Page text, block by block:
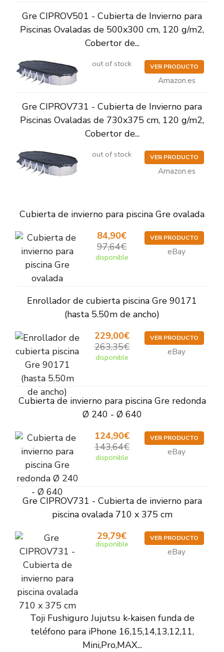
Gre CIPROV501 - Cubierta de Invierno para
Piscinas Ovaladas de 500x300 cm, 120 g/m2,
Cobertor de...
out of stock VER PRODUCTO
Amazon.es
Gre CIPROV731 - Cubierta de Invierno para
Piscinas Ovaladas de 730x375 cm, 120 g/m2,
Cobertor de...
out of stock VER PRODUCTO
Amazon.es
Cubierta de invierno para piscina Gre ovalada
84,90€
97,64€
disponible
VER PRODUCTO
eBay
Enrollador de cubierta piscina Gre 90171
(hasta 5.50m de ancho)
229,00€
263,35€
disponible
VER PRODUCTO
eBay
Cubierta de invierno para piscina Gre redonda
Ø 240 - Ø 640
124,90€
143,64€
disponible
VER PRODUCTO
eBay
Gre CIPROV731 - Cubierta de invierno para
piscina ovalada 710 x 375 cm
29,79€
disponible
VER PRODUCTO
eBay
Toji Fushiguro Jujutsu k-kaisen funda de
teléfono para iPhone 16,15,14,13,12,11,
Mini,Pro,MAX...